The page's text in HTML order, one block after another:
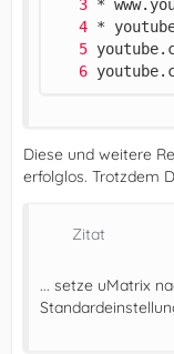
Diese und weitere
erfolglos. Trotzdem
Zitat
... setze uMatrix